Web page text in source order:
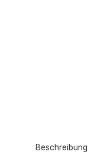
Beschreibung